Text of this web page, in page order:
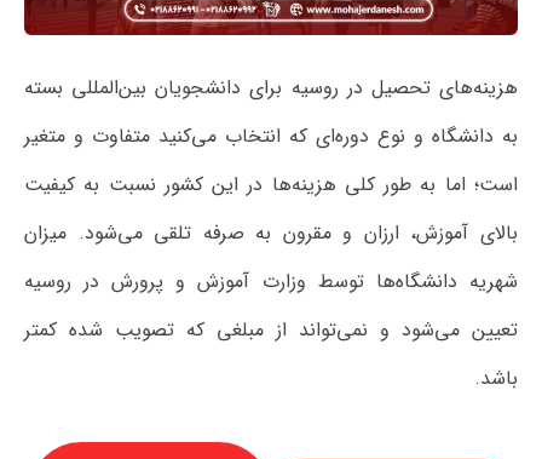
هزینه‌های تحصیل در روسیه برای دانشجویان بین‌المللی بسته
به دانشگاه و نوع دوره‌ای که انتخاب می‌کنید متفاوت و متغیر
است؛ اما به طور کلی هزینه‌ها در این کشور نسبت به کیفیت
بالای آموزش، ارزان و مقرون به صرفه تلقی می‌شود. میزان
شهریه دانشگاه‌ها توسط وزارت آموزش و پرورش در روسیه
تعیین می‌شود و نمی‌تواند از مبلغی که تصویب شده کمتر
باشد.